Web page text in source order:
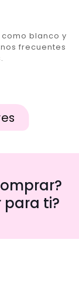
blanco y
frecuentes
para ti?